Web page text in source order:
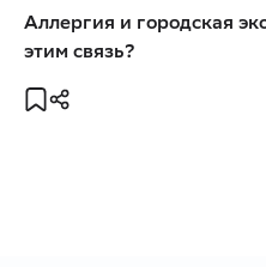
Аллергия и городская
этим связь?